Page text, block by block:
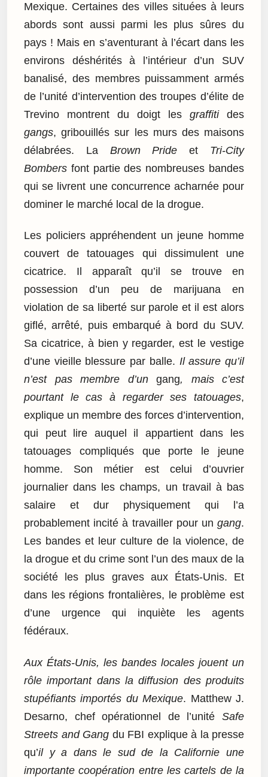
Mexique. Certaines des villes situées à leurs
abords sont aussi parmi les plus sûres du
pays ! Mais en s’aventurant à l’écart dans les
environs déshérités à l’intérieur d’un SUV
banalisé, des membres puissamment armés
de l’unité d’intervention des troupes d’élite de
Trevino montrent du doigt les graffitides
gangs, gribouillés sur les murs des maisons
délabrées. La Brown Pride et Tri-City
Bombers font partie des nombreuses bandes
qui se livrent une concurrence acharnée pour
dominer le marché local de la drogue.
Les policiers appréhendent un jeune homme
couvert de tatouages qui dissimulent une
cicatrice. Il apparaît qu’il se trouve en
possession d’un peu de marijuana en
violation de sa liberté sur parole et il est alors
giflé, arrêté, puis embarqué à bord du SUV.
Sa cicatrice, à bien y regarder, est le vestige
d’une vieille blessure par balle. Il assure qu’il
n’est pas membre d’un gang, mais c’est
pourtant le cas à regarder ses tatouages,
explique un membre des forces d’intervention,
qui peut lire auquel il appartient dans les
tatouages compliqués que porte le jeune
homme. Son métier est celui d’ouvrier
journalier dans les champs, un travail à bas
salaire et dur physiquement qui l’a
probablement incité à travailler pour un gang.
Les bandes et leur culture de la violence, de
la drogue et du crime sont l’un des maux de la
société les plus graves aux États-Unis. Et
dans les régions frontalières, le problème est
d’une urgence qui inquiète les agents
fédéraux.
Aux États-Unis, les bandes locales jouent un
rôle important dans la diffusion des produits
stupéfiants importés du Mexique. Matthew J.
Desarno, chef opérationnel de l’unité Safe
Streets and Gang du FBI explique à la presse
qu’il y a dans le sud de la Californie une
importante coopération entre les cartels de la